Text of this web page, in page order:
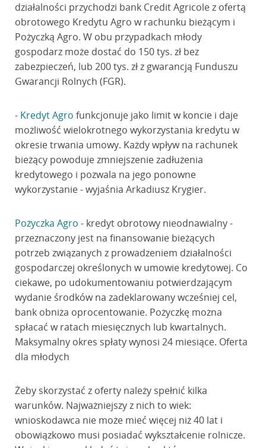
działalności przychodzi bank Credit Agricole z ofertą
obrotowego Kredytu Agro w rachunku bieżącym i
Pożyczką Agro. W obu przypadkach młody
gospodarz może dostać do 150 tys. zł bez
zabezpieczeń, lub 200 tys. zł z gwarancją Funduszu
Gwarancji Rolnych (FGR).
- Kredyt Agro funkcjonuje jako limit w koncie i daje
możliwość wielokrotnego wykorzystania kredytu w
okresie trwania umowy. Każdy wpływ na rachunek
bieżący powoduje zmniejszenie zadłużenia
kredytowego i pozwala na jego ponowne
wykorzystanie - wyjaśnia Arkadiusz Krygier.
Pożyczka Agro - kredyt obrotowy nieodnawialny -
przeznaczony jest na finansowanie bieżących
potrzeb związanych z prowadzeniem działalności
gospodarczej określonych w umowie kredytowej. Co
ciekawe, po udokumentowaniu potwierdzającym
wydanie środków na zadeklarowany wcześniej cel,
bank obniża oprocentowanie. Pożyczkę można
spłacać w ratach miesięcznych lub kwartalnych.
Maksymalny okres spłaty wynosi 24 miesiące. Oferta
dla młodych
Żeby skorzystać z oferty należy spełnić kilka
warunków. Najważniejszy z nich to wiek:
wnioskodawca nie może mieć więcej niż 40 lat i
obowiązkowo musi posiadać wykształcenie rolnicze.